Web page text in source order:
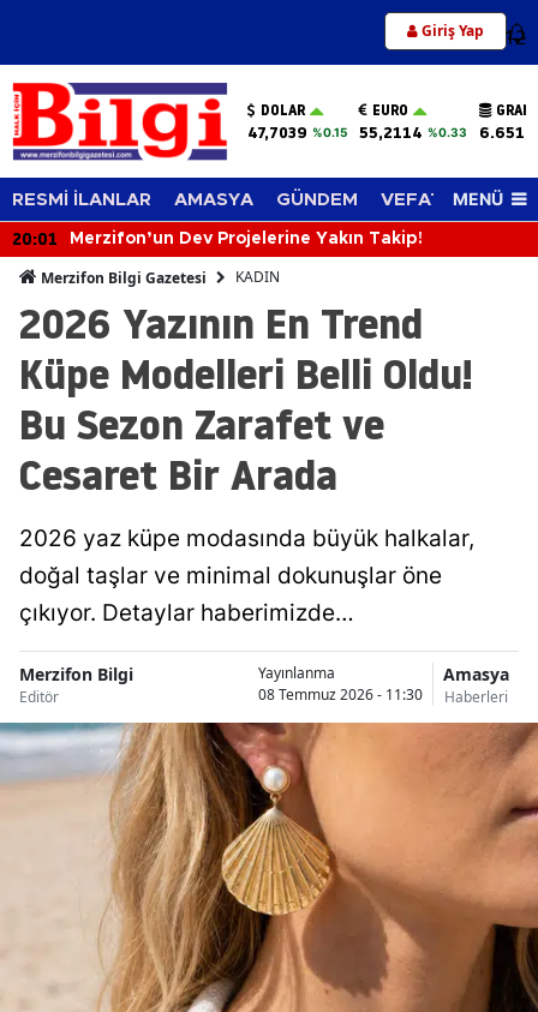
Giriş Yap 12
DOLAR
47,7039 %0.15
EURO
55,2114 %0.33
RESMİ İLANLAR AMASYA GÜNDEM VEFAT EDENLER
MENÜ
20:01 Merzifon’un Dev Projelerine Yakın Takip!
Merzifon Bilgi Gazetesi KADIN
2026 Yazının En Trend
Küpe Modelleri Belli Oldu!
Bu Sezon Zarafet ve
Cesaret Bir Arada
2026 yaz küpe modasında büyük halkalar,
doğal taşlar ve minimal dokunuşlar öne
çıkıyor. Detaylar haberimizde…
Merzifon Bilgi
Editör
Yayınlanma
08 Temmuz 2026 - 11:30
Amasya
Haberleri